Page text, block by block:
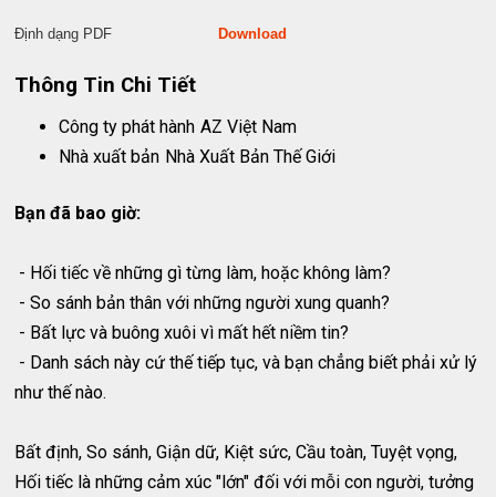
Định dạng PDF Download
Thông Tin Chi Tiết
Công ty phát hành AZ Việt Nam
Nhà xuất bản Nhà Xuất Bản Thế Giới
Bạn đã bao giờ:
- Hối tiếc về những gì từng làm, hoặc không làm?
- So sánh bản thân với những người xung quanh?
- Bất lực và buông xuôi vì mất hết niềm tin?
- Danh sách này cứ thế tiếp tục, và bạn chẳng biết phải xử lý
như thế nào.
Bất định, So sánh, Giận dữ, Kiệt sức, Cầu toàn, Tuyệt vọng,
Hối tiếc là những cảm xúc "lớn" đối với mỗi con người, tưởng